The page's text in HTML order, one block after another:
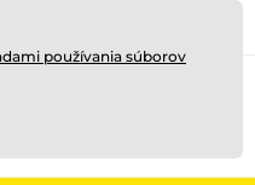
používania súborov